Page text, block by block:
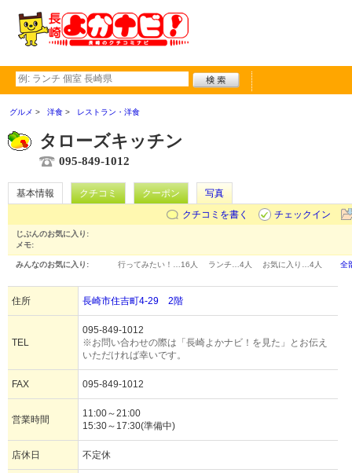
グルメ 洋食 レストラン・洋食
タローズキッチン
095-849-1012
基本情報 クチコミ クーポン
写真
クチコミを書く
チェックイン
じぶんのお気に入り:
メモ:
みんなのお気に入り: 行ってみたい！… 16人 ランチ… 4人 お気に入り… 4人 全
住所 長崎市住吉町4-29 2階
TEL
095-849-1012
※お問い合わせの際は「長崎よかナビ！を見た」とお伝え
いただければ幸いです。
FAX 095-849-1012
営業時間
11:00～21:00
15:30～17:30(準備中)
店休日 不定休